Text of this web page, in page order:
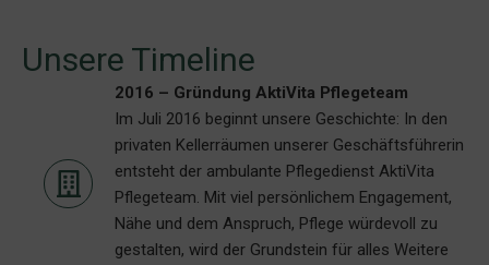
Unsere Timeline
2016 – Gründung AktiVita Pflegeteam
Im Juli 2016 beginnt unsere Geschichte: In den
privaten Kellerräumen unserer Geschäftsführerin
entsteht der ambulante Pflegedienst AktiVita
Pflegeteam. Mit viel persönlichem Engagement,
Nähe und dem Anspruch, Pflege würdevoll zu
gestalten, wird der Grundstein für alles Weitere